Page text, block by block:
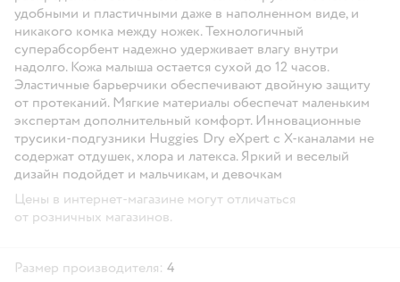
удобными и пластичными даже в наполненном виде, и
никакого комка между ножек. Технологичный
суперабсорбент надежно удерживает влагу внутри
надолго. Кожа малыша остается сухой до 12 часов.
Эластичные барьерчики обеспечивают двойную защиту
от протеканий. Мягкие материалы обеспечат маленьким
экспертам дополнительный комфорт. Инновационные
трусики-подгузники Huggies Dry eXpert с Х-каналами не
содержат отдушек, хлора и латекса. Яркий и веселый
дизайн подойдет и мальчикам, и девочкам
Цены в интернет-магазине могут отличаться
от розничных магазинов.
Размер производителя: 4